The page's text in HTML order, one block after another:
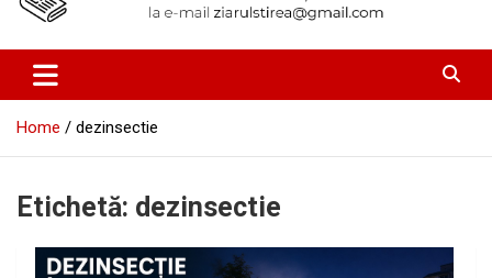
Home dezinsectie
Etichetă: dezinsectie